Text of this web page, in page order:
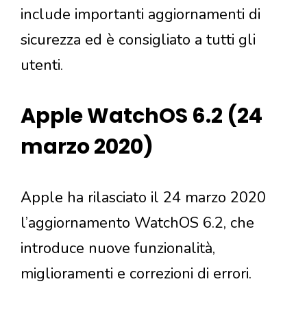
include importanti aggiornamenti di
sicurezza ed è consigliato a tutti gli
utenti.
Apple WatchOS 6.2 (24
marzo 2020)
Apple ha rilasciato il 24 marzo 2020
l’aggiornamento WatchOS 6.2, che
introduce nuove funzionalità,
miglioramenti e correzioni di errori.